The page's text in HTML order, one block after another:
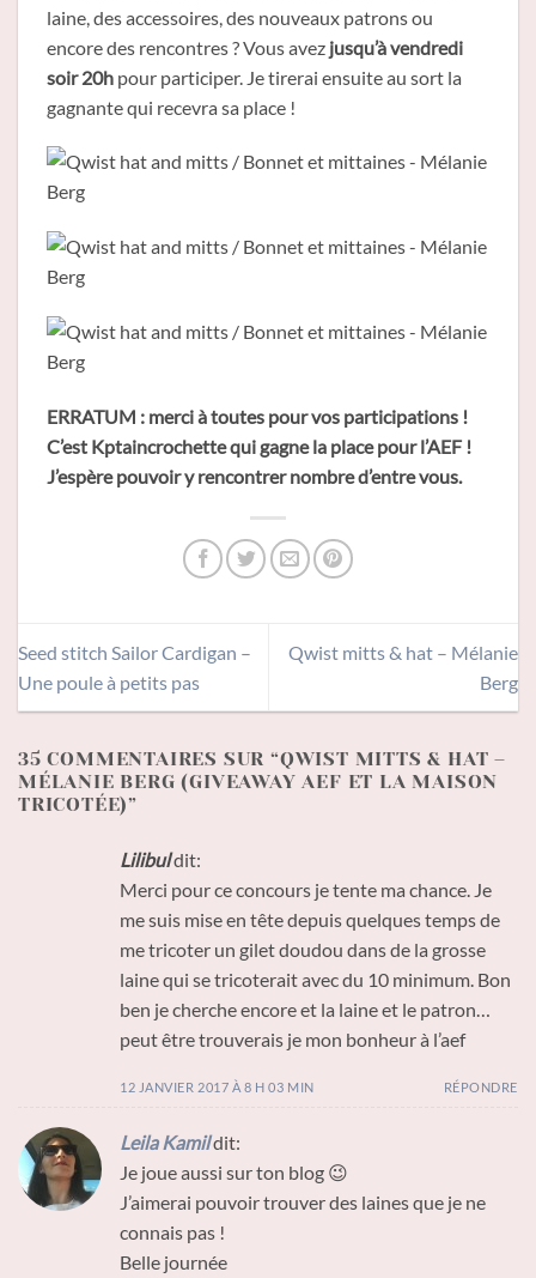
laine, des accessoires, des nouveaux patrons ou
encore des rencontres ? Vous avez jusqu’à vendredi
soir 20h pour participer. Je tirerai ensuite au sort la
gagnante qui recevra sa place !
ERRATUM : merci à toutes pour vos participations !
C’est Kptaincrochette qui gagne la place pour l’AEF !
J’espère pouvoir y rencontrer nombre d’entre vous.
Seed stitch Sailor Cardigan –
Une poule à petits pas
Qwist mitts & hat – Mélanie
Berg
35 COMMENTAIRES SUR “QWIST MITTS & HAT –
MÉLANIE BERG (GIVEAWAY AEF ET LA MAISON
TRICOTÉE)”
Lilibuldit:
Merci pour ce concours je tente ma chance. Je
me suis mise en tête depuis quelques temps de
me tricoter un gilet doudou dans de la grosse
laine qui se tricoterait avec du 10 minimum. Bon
ben je cherche encore et la laine et le patron…
peut être trouverais je mon bonheur à l’aef
12 JANVIER 2017 À 8 H 03 MIN RÉPONDRE
Leila Kamildit:
Je joue aussi sur ton blog 😉
J’aimerai pouvoir trouver des laines que je ne
connais pas !
Belle journée